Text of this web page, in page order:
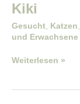
Kiki
Gesucht Katzen
und Erwachsene
Weiterlesen »